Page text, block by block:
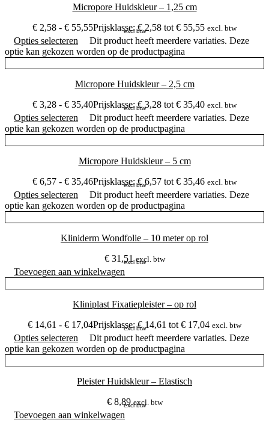
Micropore Huidskleur – 1,25 cm
€ 2,58 - € 55,55Prijsklasse: € 2,58 tot € 55,55 excl. btw
excl btw
Opties selecteren
Dit product heeft meerdere variaties. Deze
optie kan gekozen worden op de productpagina
Micropore Huidskleur – 2,5 cm
€ 3,28 - € 35,40Prijsklasse: € 3,28 tot € 35,40 excl. btw
excl btw
Opties selecteren
Dit product heeft meerdere variaties. Deze
optie kan gekozen worden op de productpagina
Micropore Huidskleur – 5 cm
€ 6,57 - € 35,46Prijsklasse: € 6,57 tot € 35,46 excl. btw
excl btw
Opties selecteren
Dit product heeft meerdere variaties. Deze
optie kan gekozen worden op de productpagina
Kliniderm Wondfolie – 10 meter op rol
€31,51 excl. btw
excl btw
Toevoegen aan winkelwagen
Kliniplast Fixatiepleister – op rol
€ 14,61 - € 17,04Prijsklasse: € 14,61 tot € 17,04 excl. btw
excl btw
Opties selecteren
Dit product heeft meerdere variaties. Deze
optie kan gekozen worden op de productpagina
Pleister Huidskleur – Elastisch
€8,89 excl. btw
excl btw
Toevoegen aan winkelwagen